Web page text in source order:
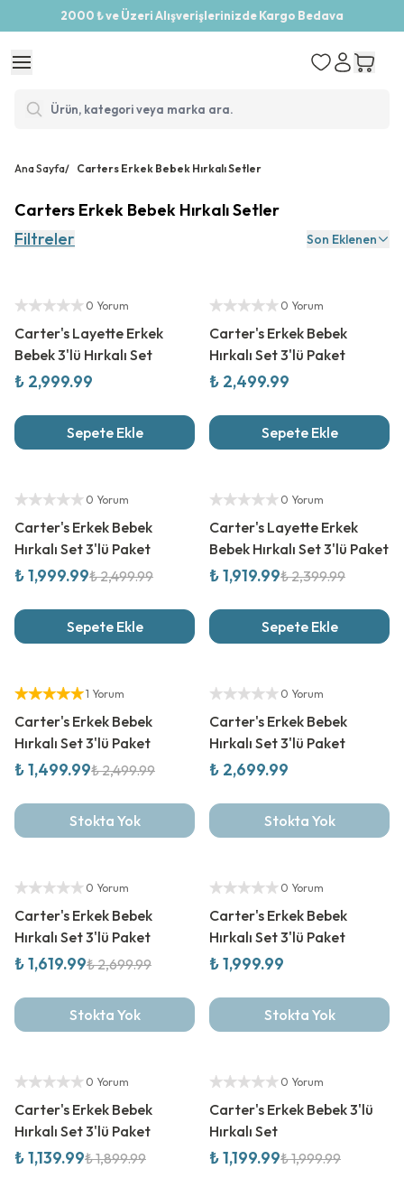
2000 ₺ ve Üzeri Alışverişlerinizde Kargo Bedava
Ana Sayfa/ Carters Erkek Bebek Hırkalı Setler
Carters Erkek Bebek Hırkalı Setler
Filtreler
Son Eklenen
0 Yorum
Carter's Layette Erkek
Bebek 3'lü Hırkalı Set
₺ 2,999.99
Sepete Ekle
0 Yorum
Carter's Erkek Bebek
Hırkalı Set 3'lü Paket
₺ 2,499.99
Sepete Ekle
Yetkili Satıcı
0 Yorum
Carter's Erkek Bebek
Hırkalı Set 3'lü Paket
₺ 1,999.99₺ 2,499.99
Sepete Ekle
Yetkili Satıcı
0 Yorum
Carter's Layette Erkek
Bebek Hırkalı Set 3'lü Paket
₺ 1,919.99₺ 2,399.99
Sepete Ekle
Yetkili Satıcı
1 Yorum
Carter's Erkek Bebek
Hırkalı Set 3'lü Paket
₺ 1,499.99₺ 2,499.99
Stokta Yok
0 Yorum
Carter's Erkek Bebek
Hırkalı Set 3'lü Paket
₺ 2,699.99
Stokta Yok
Yetkili Satıcı
0 Yorum
Carter's Erkek Bebek
Hırkalı Set 3'lü Paket
₺ 1,619.99₺ 2,699.99
Stokta Yok
0 Yorum
Carter's Erkek Bebek
Hırkalı Set 3'lü Paket
₺ 1,999.99
Stokta Yok
Yetkili Satıcı
0 Yorum
Carter's Erkek Bebek
Hırkalı Set 3'lü Paket
₺ 1,139.99₺ 1,899.99
Yetkili Satıcı
0 Yorum
Carter's Erkek Bebek 3'lü
Hırkalı Set
₺ 1,199.99₺ 1,999.99